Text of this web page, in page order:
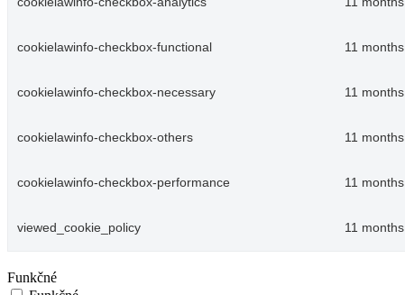
cookielawinfo-checkbox-functional 11 months
cookielawinfo-checkbox-necessary 11 months
cookielawinfo-checkbox-others 11 months
cookielawinfo-checkbox-performance 11 months
viewed_cookie_policy 11 months
Funkčné